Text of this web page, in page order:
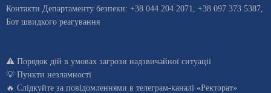
Контакти Департаменту безпеки: +38 044 204 2071, +38 097 373 5387,
Бот швидкого реагування
⚠️ Порядок дій в умовах загрози надзвичайної ситуації
💡 Пункти незламності
🔥 Слідкуйте за повідомленнями в телеграм-каналі «Ректорат»